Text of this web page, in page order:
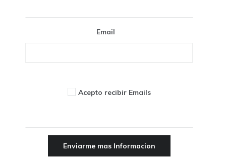
Email
Acepto recibir Emails